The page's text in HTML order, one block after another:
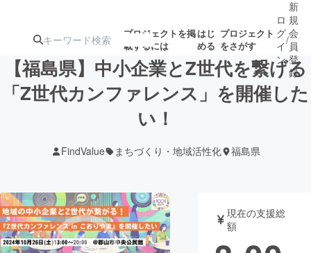
プロジェクトを掲
載するには
はじ
める
プロジェクト
をさがす
注目の新着プロ
テクノロジー・ガジェット
ロ
グ
イ
ン
/
新
規
会
員
登
録
【福島県】中小企業とZ世代を繋げる
「Z世代カンファレンス」を開催した
い！
FindValue まちづくり・地域活性化 福島県
現在の支援総
額